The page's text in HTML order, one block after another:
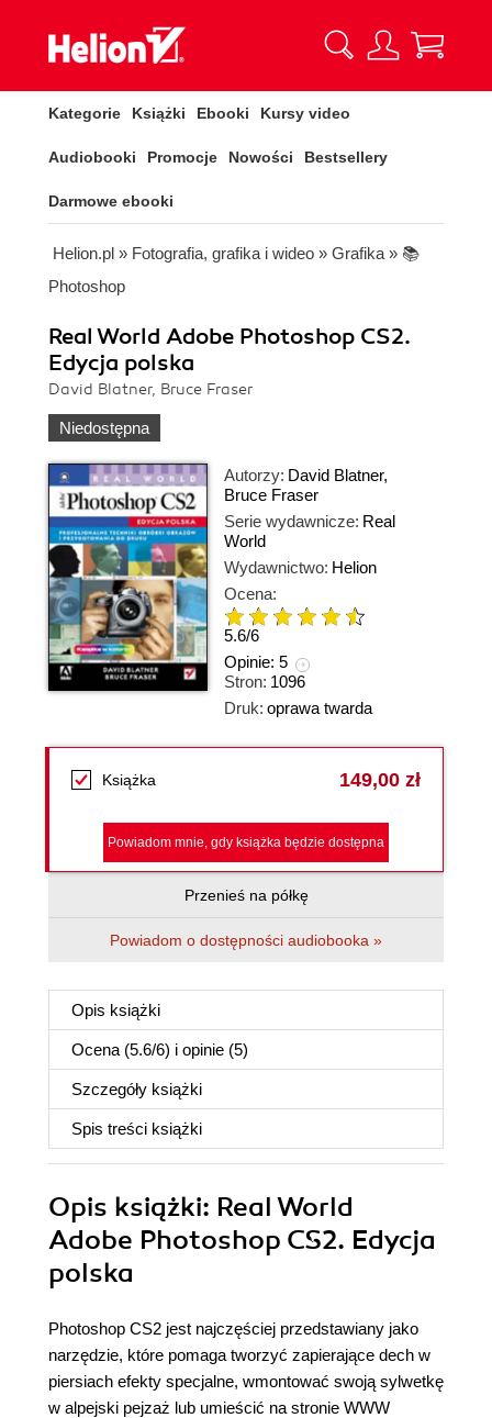
Kategorie Książki Ebooki Kursy video
Audiobooki Promocje Nowości Bestsellery
Darmowe ebooki
Helion.pl » Fotografia, grafika i wideo » Grafika » 📚
Photoshop
Real World Adobe Photoshop CS2.
Edycja polska
David Blatner, Bruce Fraser
Niedostępna
Autorzy: David Blatner,
Bruce Fraser
Serie wydawnicze: Real
World
Wydawnictwo: Helion
Ocena:
5.6/6
Opinie: 5
Stron: 1096
Druk: oprawa twarda
Książka 149,00 zł
Powiadom mnie, gdy książka będzie dostępna
Przenieś na półkę
Powiadom o dostępności audiobooka »
Opis książki
Ocena (5.6/6) i opinie (5)
Szczegóły książki
Spis treści książki
Opis książki: Real World
Adobe Photoshop CS2. Edycja
polska
Photoshop CS2 jest najczęściej przedstawiany jako
narzędzie, które pomaga tworzyć zapierające dech w
piersiach efekty specjalne, wmontować swoją sylwetkę
w alpejski pejzaż lub umieścić na stronie WWW